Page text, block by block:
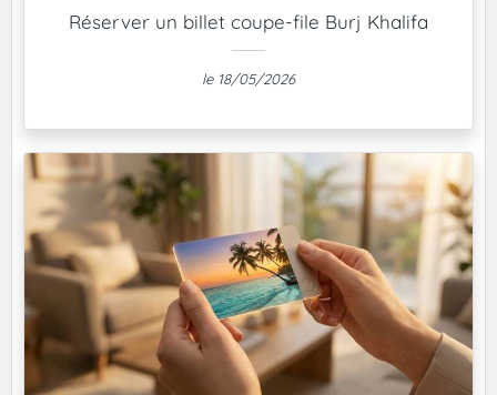
Réserver un billet coupe-file Burj Khalifa
le 18/05/2026